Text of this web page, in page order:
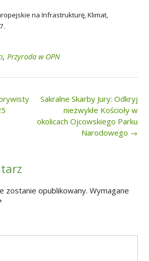
na Infrastrukturę, Klimat,
, Przyroda w OPN
Sakralne Skarby Jury: Odkryj
niezwykłe Kościoły w
okolicach Ojcowskiego Parku
Narodowego →
zostanie opublikowany. Wymagane